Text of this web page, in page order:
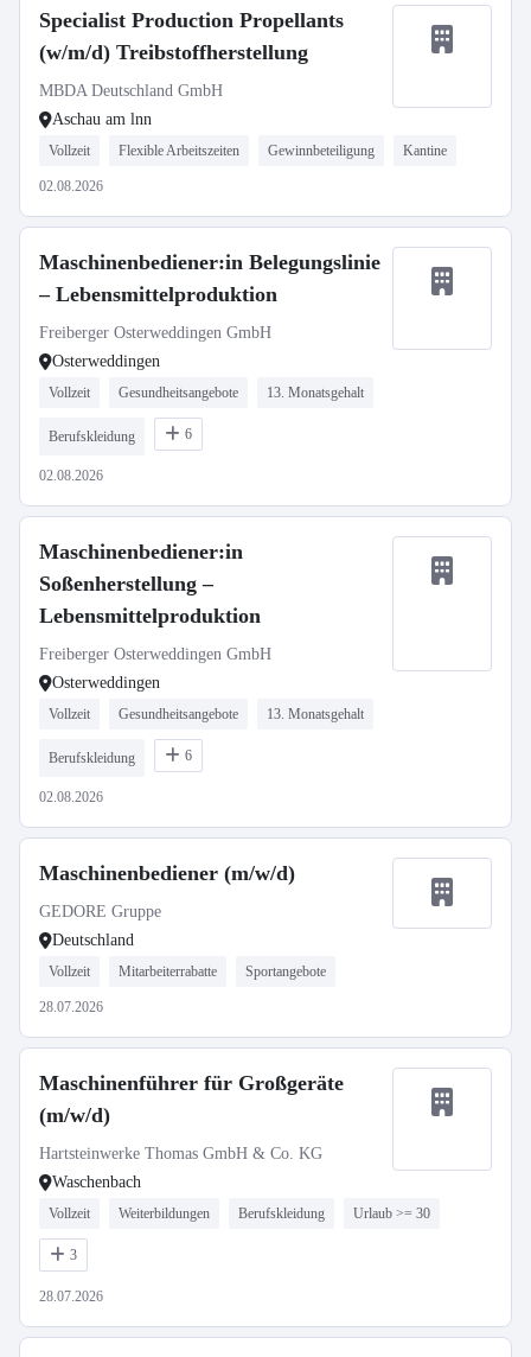
Specialist Production Propellants
(w/m/d) Treibstoffherstellung
MBDA Deutschland GmbH
Aschau am lnn
Vollzeit Flexible Arbeitszeiten Gewinnbeteiligung Kantine
02.08.2026
Maschinenbediener:in Belegungslinie
– Lebensmittelproduktion
Freiberger Osterweddingen GmbH
Osterweddingen
Vollzeit Gesundheitsangebote 13. Monatsgehalt
Berufskleidung 6
02.08.2026
Maschinenbediener:in
Soßenherstellung –
Lebensmittelproduktion
Freiberger Osterweddingen GmbH
Osterweddingen
Vollzeit Gesundheitsangebote 13. Monatsgehalt
Berufskleidung 6
02.08.2026
Maschinenbediener (m/w/d)
GEDORE Gruppe
Deutschland
Vollzeit Mitarbeiterrabatte Sportangebote
28.07.2026
Maschinenführer für Großgeräte
(m/w/d)
Hartsteinwerke Thomas GmbH & Co. KG
Waschenbach
Vollzeit Weiterbildungen Berufskleidung Urlaub >= 30
3
28.07.2026